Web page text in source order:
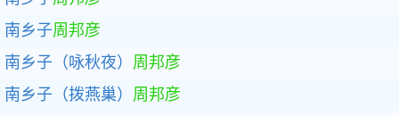
南乡子周邦彦
南乡子（咏秋夜） 周邦彦
南乡子（拨燕巢） 周邦彦